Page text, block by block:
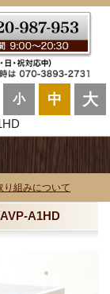
小 中 大
り組みについて
A1HD